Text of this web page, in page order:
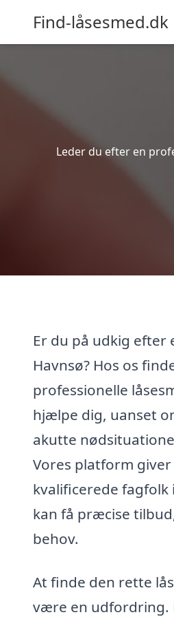
Find-låsesmed.dk
Leder du efter en
Er du på udkig efter
Havnsø? Hos os
professionelle
hjælpe dig, uanset
akutte
Vores platform
kvalificerede fagfolk
kan få præcise
behov.
At finde den rette
være en udfordring.